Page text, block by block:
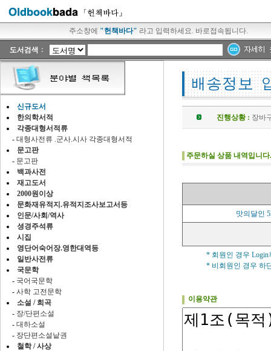
주소창에 "헌책바다" 라고 입력하세요. 바로접속됩니다.
신규도서
한의학서적
각종대형서적류
- 대형사전류 .군사.시사 각종대형서적
문고판
- 문고판
백과사전
재고도서
2000원이상
문화재유적지.유적지조사보고서등
인문/사회/역사
셩경주석류
시집
영단어숙어장.영한대역등
일반사전류
국문학
- 국어국문학
- 사학 고전문학
소설 / 희곡
- 장/단편소설
- 대하소설
- 장단편소설낱권
철학 / 사상
진행상황 : 장바
주문하실 상품 내역입니다.
맛의달인
* 회원인 경우
* 비회원인 경우 하
이용약관